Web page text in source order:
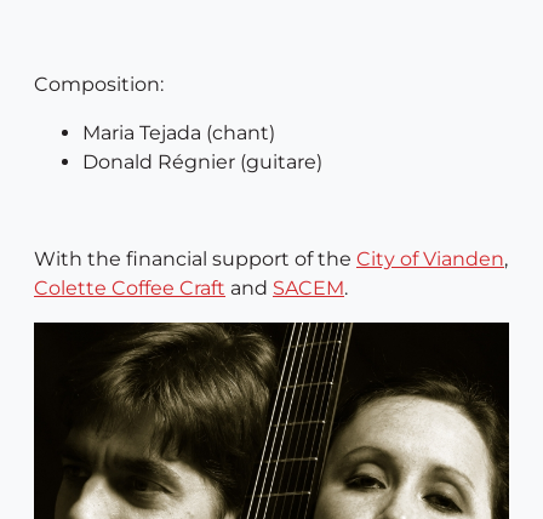
Composition:
Maria Tejada (chant)
Donald Régnier (guitare)
With the financial support of the City of Vianden,
Colette Coffee Craft and SACEM.